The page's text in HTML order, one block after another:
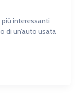
interessanti
di un’auto usata